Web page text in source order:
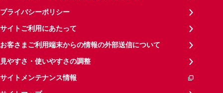
プライバシーポリシー
サイトご利用にあたって
お客さまご利用端末からの情報の外部送信について
見やすさ・使いやすさの調整
サイトメンテナンス情報